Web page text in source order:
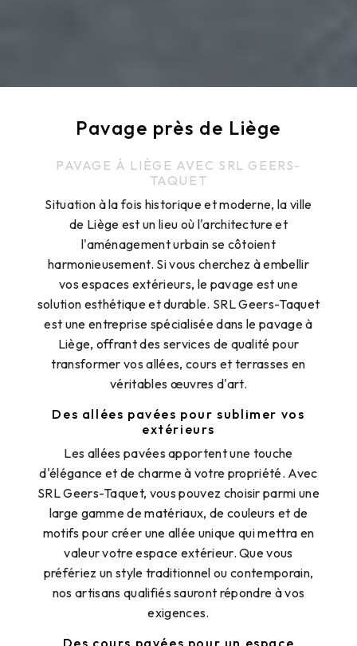
Pavage près de Liège
PAVAGE À LIÈGE AVEC SRL GEERS-
TAQUET
Situation à la fois historique et moderne, la ville
de Liège est un lieu où l'architecture et
l'aménagement urbain se côtoient
harmonieusement. Si vous cherchez à embellir
vos espaces extérieurs, le pavage est une
solution esthétique et durable. SRL Geers-Taquet
est une entreprise spécialisée dans le pavage à
Liège, offrant des services de qualité pour
transformer vos allées, cours et terrasses en
véritables œuvres d'art.
Des allées pavées pour sublimer vos
extérieurs
Les allées pavées apportent une touche
d'élégance et de charme à votre propriété. Avec
SRL Geers-Taquet, vous pouvez choisir parmi une
large gamme de matériaux, de couleurs et de
motifs pour créer une allée unique qui mettra en
valeur votre espace extérieur. Que vous
préfériez un style traditionnel ou contemporain,
nos artisans qualifiés sauront répondre à vos
exigences.